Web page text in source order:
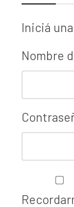
Iniciá
Nombre